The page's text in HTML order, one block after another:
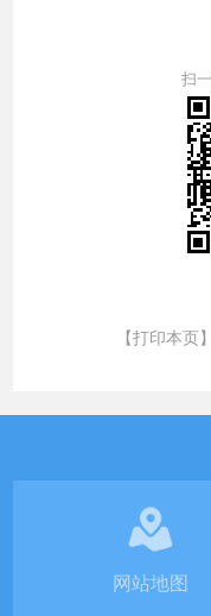
扫
【打印本页】
网站地图